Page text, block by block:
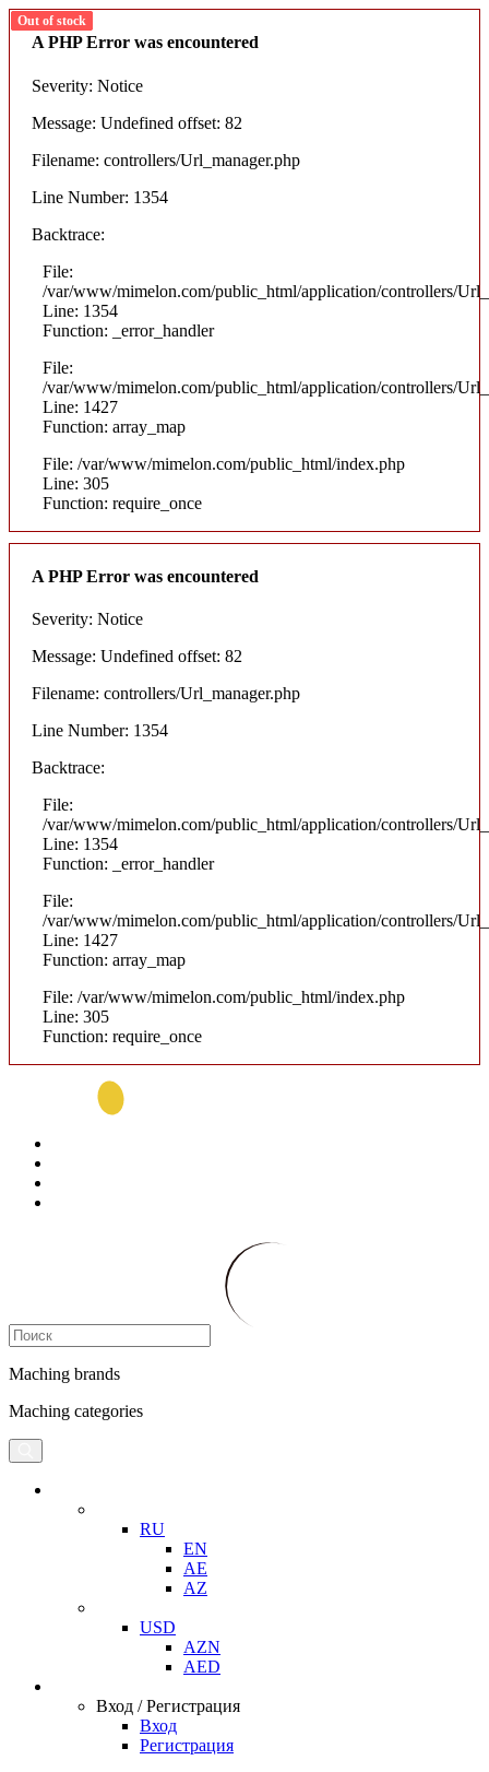
A PHP Error was encountered
Severity: Notice
Message: Undefined offset: 82
Filename: controllers/Url_manager.php
Line Number: 1354
Backtrace:
File:
/var/www/mimelon.com/public_html/application/controllers/
Line: 1354
Function: _error_handler
File:
/var/www/mimelon.com/public_html/application/controllers/
Line: 1427
Function: array_map
File: /var/www/mimelon.com/public_html/index.php
Line: 305
Function: require_once
A PHP Error was encountered
Severity: Notice
Message: Undefined offset: 82
Filename: controllers/Url_manager.php
Line Number: 1354
Backtrace:
File:
/var/www/mimelon.com/public_html/application/controllers/
Line: 1354
Function: _error_handler
File:
/var/www/mimelon.com/public_html/application/controllers/
Line: 1427
Function: array_map
File: /var/www/mimelon.com/public_html/index.php
Line: 305
Function: require_once
Maching brands
Maching categories
RU
EN
AE
AZ
USD
AZN
AED
Вход / Регистрация
Вход
Регистрация
Out of stock
Out of stock
Out of stock
Out of stock